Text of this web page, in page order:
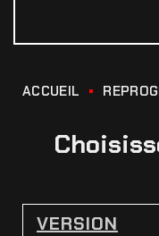
ACCUEIL
VERSION